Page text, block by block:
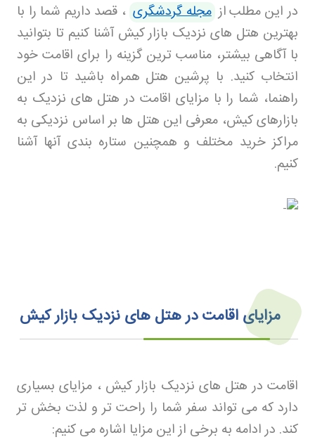
در این مطلباز مجله گردشگری ، قصد داریم شما را با
بهترین هتل های نزدیک بازار کیش آشنا کنیم تا بتوانید
با آگاهی بیشتر، مناسب ترین گزینه را برای اقامت خود
انتخاب کنید. با پرشین هتل همراه باشید تا در این
راهنما، شما را با مزایای اقامت در هتل های نزدیک به
بازارهای کیش، معرفی این هتل ها بر اساس نزدیکی به
مراکز خرید مختلف و همچنین ستاره بندی آنها آشنا
کنیم.
مزایای اقامت در هتل‌ های نزدیک بازار کیش
اقامت در هتل های نزدیک بازار کیش ، مزایای بسیاری
دارد که می تواند سفر شما را راحت تر و لذت بخش تر
کند. در ادامه به برخی از این مزایا اشاره می کنیم: